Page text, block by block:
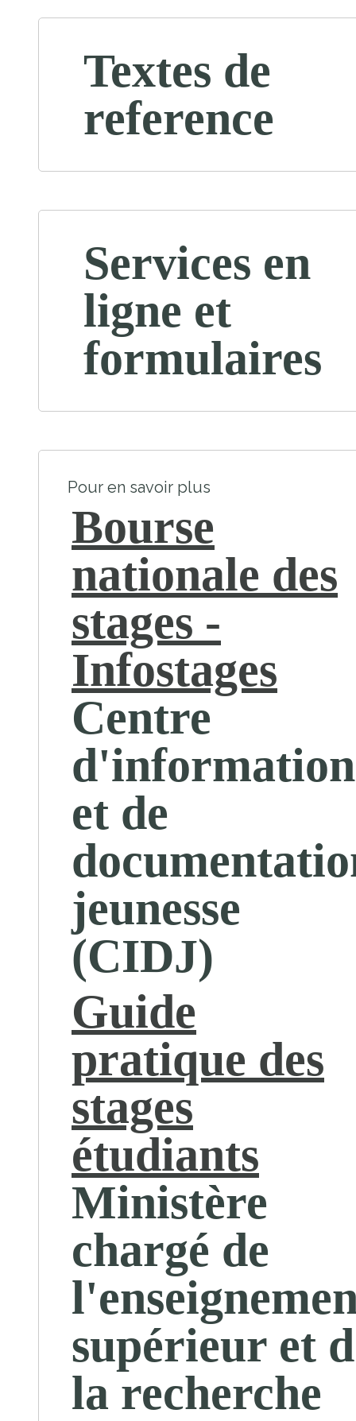
Textes de
reference
Services en
ligne et
formulaires
Pour en savoir plus
Bourse
nationale des
stages -
Infostages
Centre
d'information
et de
jeunesse
(CIDJ)
Guide
pratique des
stages
étudiants
Ministère
chargé de
supérieur et
la recherche